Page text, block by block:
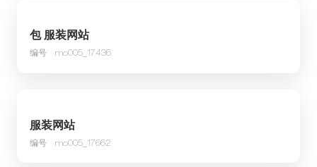
包 服装网站
编号 mo005_17436
服装网站
编号 mo005_17662